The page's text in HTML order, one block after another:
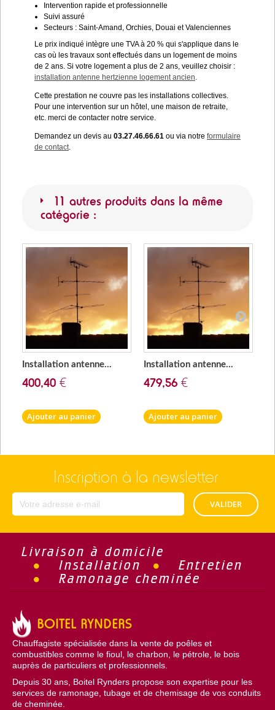
Intervention rapide et professionnelle
Suivi assuré
Secteurs : Saint-Amand, Orchies, Douai et Valenciennes
Le prix indiqué intègre une TVA à 20 % qui s'applique dans le
cas où les travaux sont effectués dans un logement de moins
de 2 ans. Si votre logement a plus de 2 ans, veuillez choisir :
installation antenne hertzienne logement ancien.
Cette prestation ne couvre pas les installations collectives.
Pour une intervention sur un hôtel, une maison de retraite,
etc. merci de contacter notre service.
Demandez un devis au 03.27.46.66.61 ou via notre formulaire
de contact.
11 autres produits dans la même
catégorie :
Installation antenne...
400,40 €
Ajouter au panier
Installation antenne...
479,56 €
Ajouter au panier
Inscription à la newsletter
VALIDER
Livraison à domicile
Installation
Entretien
Ramonage cheminée
BOITEL RYNDERS
Chauffagiste spécialisée dans la vente de poêles et
combustibles comme le fioul, le charbon, le pétrole, le bois
auprès de particuliers et professionnels.
Depuis 30 ans, Boitel Rynders propose son expertise pour les
services de ramonage, tubage et de chemisage de vos conduits
de cheminée.